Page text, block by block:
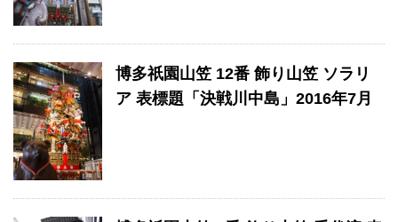
博多祇園山笠 12番 飾り山笠 ソラリ
ア 表標題「決戦川中島」2016年7月